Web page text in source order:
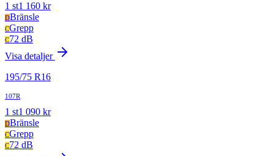
1 st1 160 kr
DBränsle
CGrepp
C72 dB
Visa detaljer
195/75 R16
107R
1 st1 090 kr
DBränsle
CGrepp
C72 dB